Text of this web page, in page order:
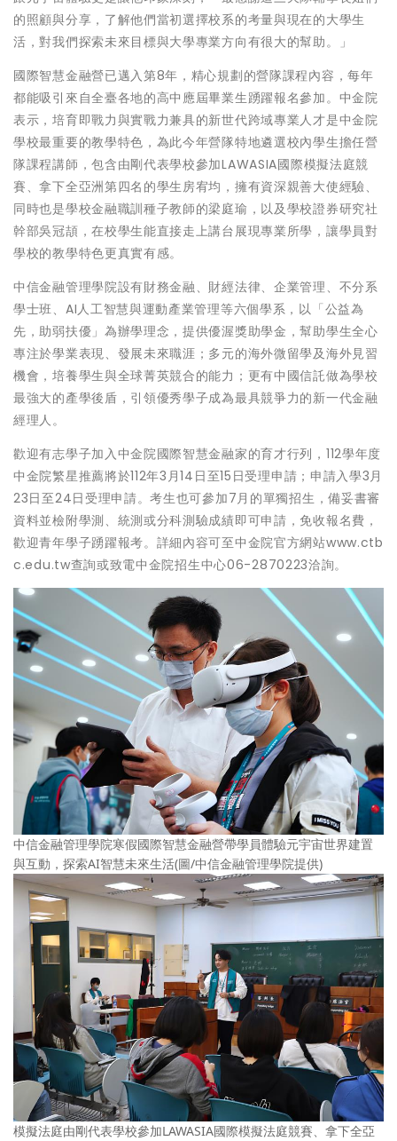
的照顧與分享，了解他們當初選擇校系的考量與現在的大學生
活，對我們探索未來目標與大學專業方向有很大的幫助。」
國際智慧金融營已邁入第8年，精心規劃的營隊課程內容，每年
都能吸引來自全臺各地的高中應屆畢業生踴躍報名參加。中金院
表示，培育即戰力與實戰力兼具的新世代跨域專業人才是中金院
學校最重要的教學特色，為此今年營隊特地遴選校內學生擔任營
隊課程講師，包含由剛代表學校參加LAWASIA國際模擬法庭競
賽、拿下全亞洲第四名的學生房宥均，擁有資深親善大使經驗、
同時也是學校金融職訓種子教師的梁庭瑜，以及學校證券研究社
幹部吳冠頡，在校學生能直接走上講台展現專業所學，讓學員對
學校的教學特色更真實有感。
中信金融管理學院設有財務金融、財經法律、企業管理、不分系
學士班、AI人工智慧與運動產業管理等六個學系，以「公益為
先，助弱扶優」為辦學理念，提供優渥獎助學金，幫助學生全心
專注於學業表現、發展未來職涯；多元的海外微留學及海外見習
機會，培養學生與全球菁英競合的能力；更有中國信託做為學校
最強大的產學後盾，引領優秀學子成為最具競爭力的新一代金融
經理人。
歡迎有志學子加入中金院國際智慧金融家的育才行列，112學年度
中金院繁星推薦將於112年3月14日至15日受理申請；申請入學3月
23日至24日受理申請。考生也可參加7月的單獨招生，備妥書審
資料並檢附學測、統測或分科測驗成績即可申請，免收報名費，
歡迎青年學子踴躍報考。詳細內容可至中金院官方網站www.ctb
c.edu.tw查詢或致電中金院招生中心06-2870223洽詢。
中信金融管理學院寒假國際智慧金融營帶學員體驗元宇宙世界建置
與互動，探索AI智慧未來生活(圖/中信金融管理學院提供)
模擬法庭由剛代表學校參加LAWASIA國際模擬法庭競賽、拿下全亞